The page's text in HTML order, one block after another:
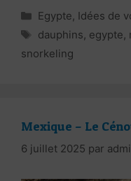
Catégories
Egypte, Idées de
Étiquettes
dauphins, egypte,
snorkeling
Mexique – Le
6 juillet 2025 par